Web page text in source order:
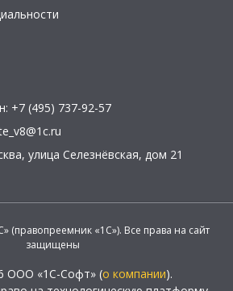
+7 (495) 737-92-57
, улица Селезнёвская, дом 21
(правопреемник «1С»). Все права на сайт
защищены
ООО «1С-Софт» (о компании).